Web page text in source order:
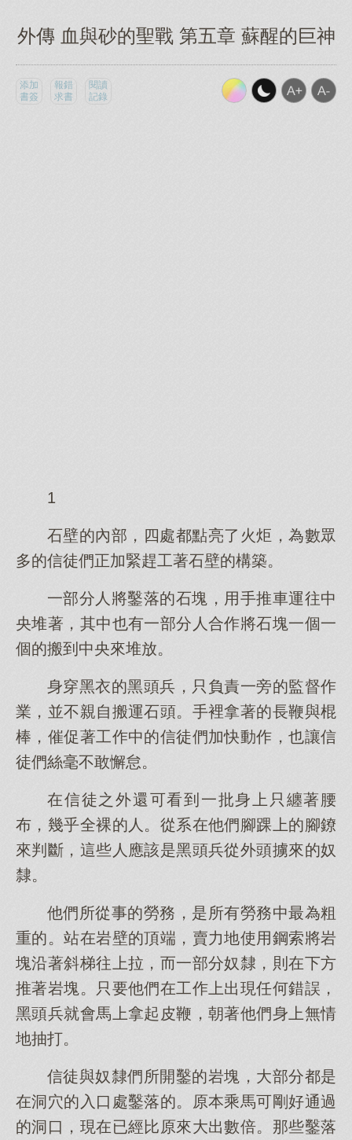
外傳 血與砂的聖戰 第五章 蘇醒的巨神
添加
書簽
報錯
求書
閱讀
記錄
1
石壁的內部，四處都點亮了火炬，為數眾
多的信徒們正加緊趕工著石壁的構築。
一部分人將鑿落的石塊，用手推車運往中
央堆著，其中也有一部分人合作將石塊一個一
個的搬到中央來堆放。
身穿黑衣的黑頭兵，只負責一旁的監督作
業，並不親自搬運石頭。手裡拿著的長鞭與棍
棒，催促著工作中的信徒們加快動作，也讓信
徒們絲毫不敢懈怠。
在信徒之外還可看到一批身上只纏著腰
布，幾乎全裸的人。從系在他們腳踝上的腳鐐
來判斷，這些人應該是黑頭兵從外頭擄來的奴
隸。
他們所從事的勞務，是所有勞務中最為粗
重的。站在岩壁的頂端，賣力地使用鋼索將岩
塊沿著斜梯往上拉，而一部分奴隸，則在下方
推著岩塊。只要他們在工作上出現任何錯誤，
黑頭兵就會馬上拿起皮鞭，朝著他們身上無情
地抽打。
信徒與奴隸們所開鑿的岩塊，大部分都是
在洞穴的入口處鑿落的。原本乘馬可剛好通過
的洞口，現在已經比原來大出數倍。那些鑿落